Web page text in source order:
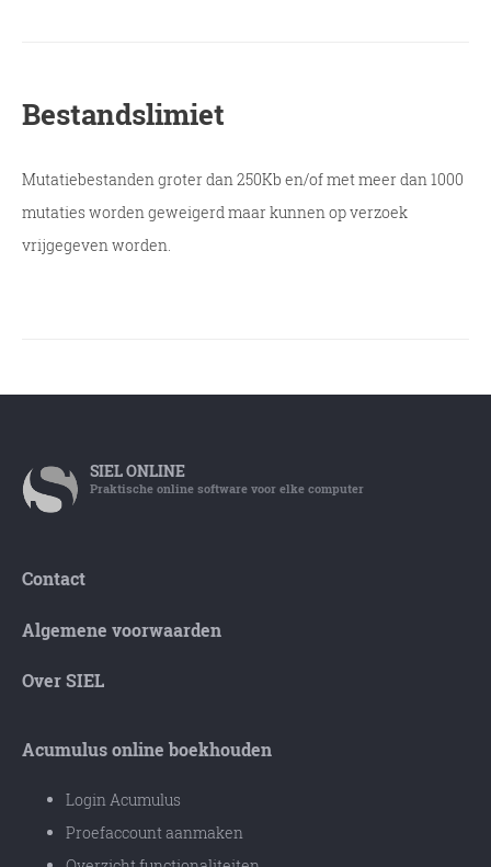
Bestandslimiet
Mutatiebestanden groter dan 250Kb en/of met meer dan 1000
mutaties worden geweigerd maar kunnen op verzoek
vrijgegeven worden.
SIELONLINE
Praktische online software voor elke computer
Contact
Algemene voorwaarden
Over SIEL
Acumulus online boekhouden
Login Acumulus
Proefaccount aanmaken